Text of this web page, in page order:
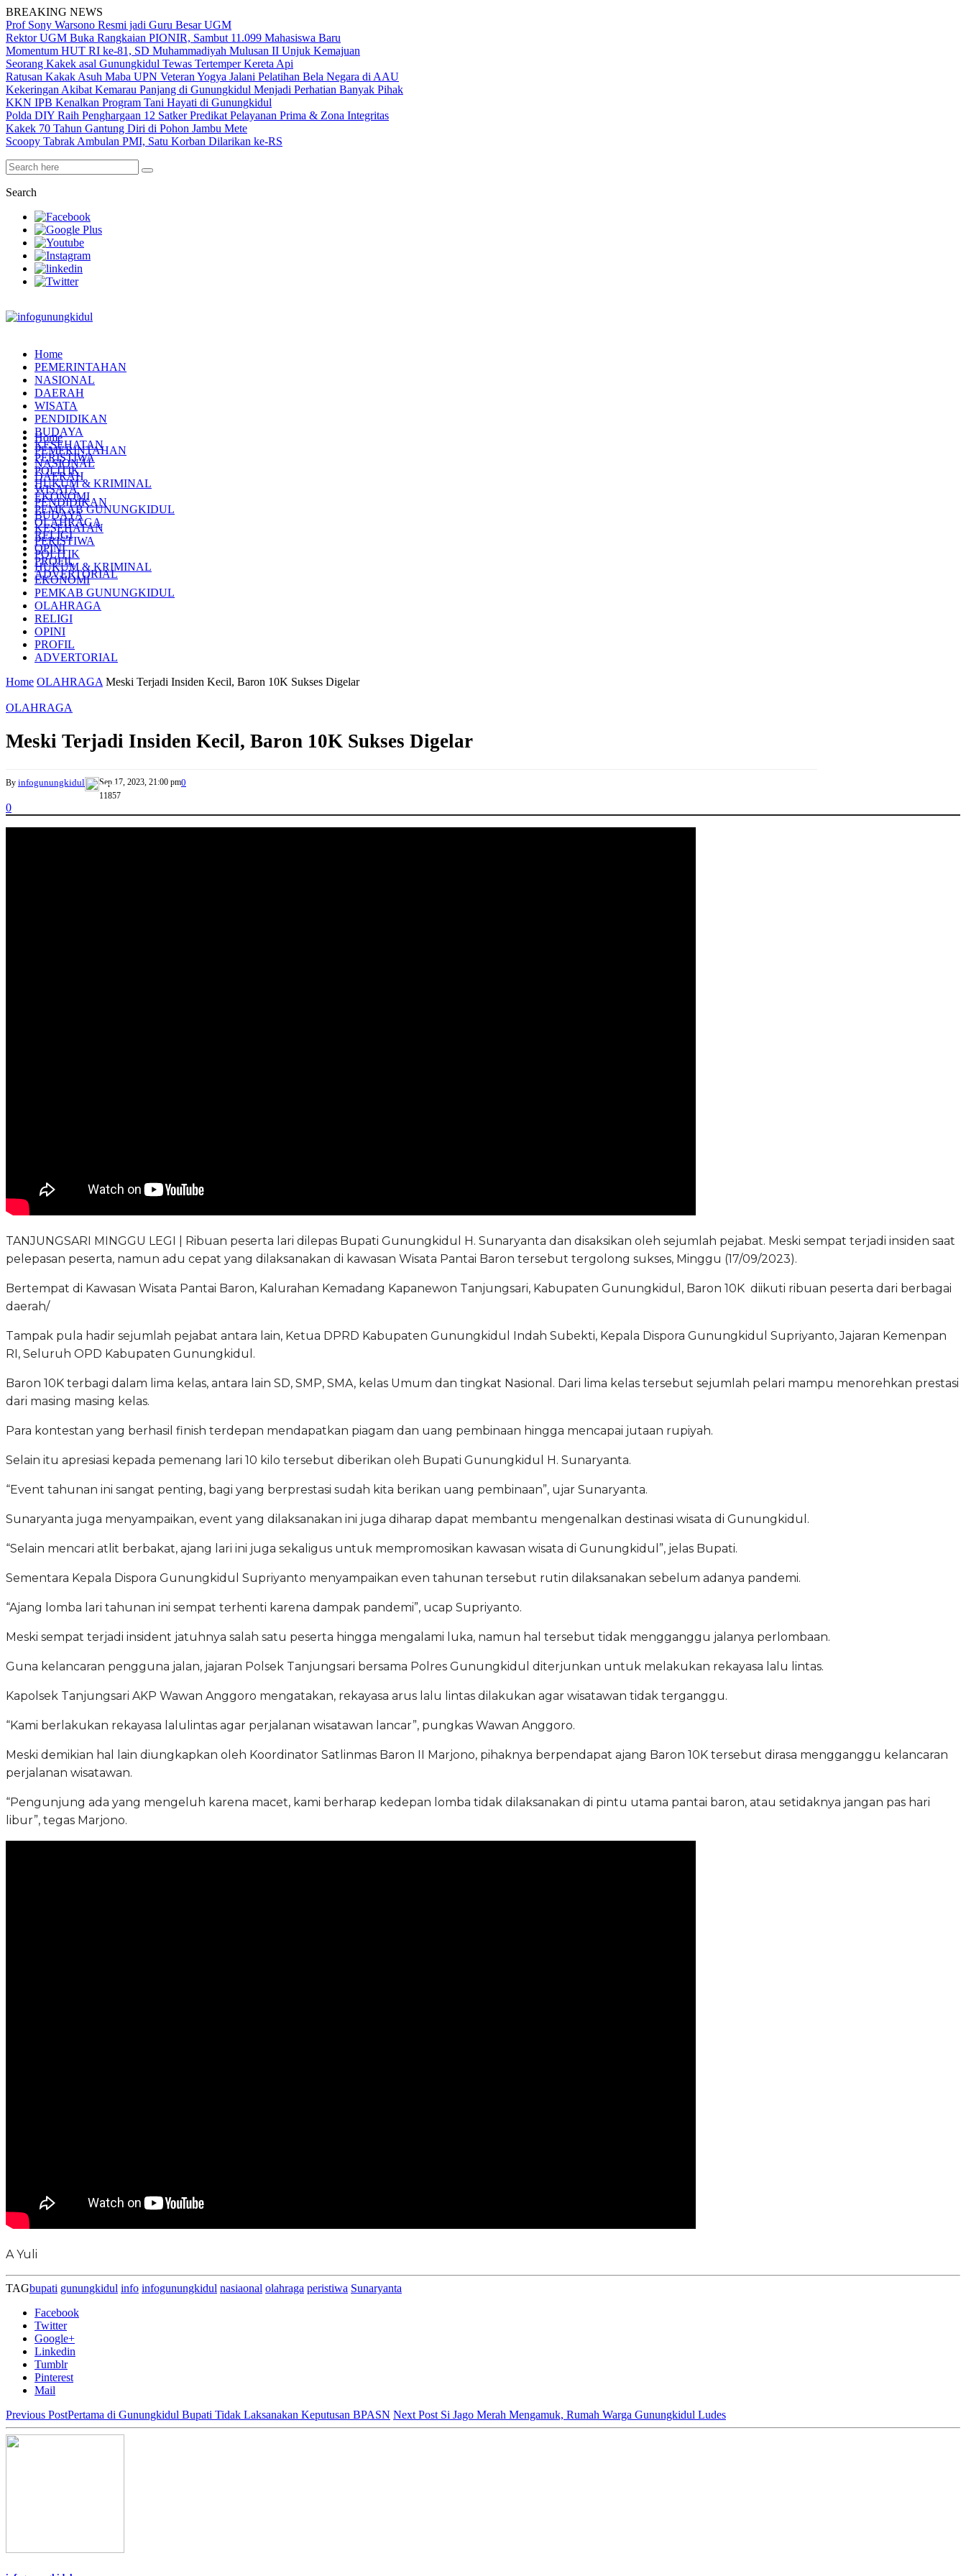
BREAKING NEWS
Prof Sony Warsono Resmi jadi Guru Besar UGM
Rektor UGM Buka Rangkaian PIONIR, Sambut 11.099 Mahasiswa Baru
Momentum HUT RI ke-81, SD Muhammadiyah Mulusan II Unjuk Kemajuan
Seorang Kakek asal Gunungkidul Tewas Tertemper Kereta Api
Ratusan Kakak Asuh Maba UPN Veteran Yogya Jalani Pelatihan Bela Negara di AAU
Kekeringan Akibat Kemarau Panjang di Gunungkidul Menjadi Perhatian Banyak Pihak
KKN IPB Kenalkan Program Tani Hayati di Gunungkidul
Polda DIY Raih Penghargaan 12 Satker Predikat Pelayanan Prima & Zona Integritas
Kakek 70 Tahun Gantung Diri di Pohon Jambu Mete
Scoopy Tabrak Ambulan PMI, Satu Korban Dilarikan ke-RS
Search
Home
PEMERINTAHAN
NASIONAL
DAERAH
WISATA
PENDIDIKAN
BUDAYA
KESEHATAN
PERISTIWA
POLITIK
HUKUM & KRIMINAL
EKONOMI
PEMKAB GUNUNGKIDUL
OLAHRAGA
RELIGI
OPINI
PROFIL
ADVERTORIAL
Home
PEMERINTAHAN
NASIONAL
DAERAH
WISATA
PENDIDIKAN
BUDAYA
KESEHATAN
PERISTIWA
POLITIK
HUKUM & KRIMINAL
EKONOMI
PEMKAB GUNUNGKIDUL
OLAHRAGA
RELIGI
OPINI
PROFIL
ADVERTORIAL
Home OLAHRAGA Meski Terjadi Insiden Kecil, Baron 10K Sukses Digelar
OLAHRAGA
Meski Terjadi Insiden Kecil, Baron 10K Sukses Digelar
By infogunungkidul Sep 17, 2023, 21:00 pm0
11857
0
TANJUNGSARI MINGGU LEGI | Ribuan peserta lari dilepas Bupati Gunungkidul H. Sunaryanta dan disaksikan oleh sejumlah pejabat. Meski sempat terjadi insiden saat
pelepasan peserta, namun adu cepat yang dilaksanakan di kawasan Wisata Pantai Baron tersebut tergolong sukses, Minggu (17/09/2023).
Bertempat di Kawasan Wisata Pantai Baron, Kalurahan Kemadang Kapanewon Tanjungsari, Kabupaten Gunungkidul, Baron 10K diikuti ribuan peserta dari berbagai
daerah/
Tampak pula hadir sejumlah pejabat antara lain, Ketua DPRD Kabupaten Gunungkidul Indah Subekti, Kepala Dispora Gunungkidul Supriyanto, Jajaran Kemenpan
RI, Seluruh OPD Kabupaten Gunungkidul.
Baron 10K terbagi dalam lima kelas, antara lain SD, SMP, SMA, kelas Umum dan tingkat Nasional. Dari lima kelas tersebut sejumlah pelari mampu menorehkan prestasi
dari masing masing kelas.
Para kontestan yang berhasil finish terdepan mendapatkan piagam dan uang pembinaan hingga mencapai jutaan rupiyah.
Selain itu apresiasi kepada pemenang lari 10 kilo tersebut diberikan oleh Bupati Gunungkidul H. Sunaryanta.
“Event tahunan ini sangat penting, bagi yang berprestasi sudah kita berikan uang pembinaan”, ujar Sunaryanta.
Sunaryanta juga menyampaikan, event yang dilaksanakan ini juga diharap dapat membantu mengenalkan destinasi wisata di Gunungkidul.
“Selain mencari atlit berbakat, ajang lari ini juga sekaligus untuk mempromosikan kawasan wisata di Gunungkidul”, jelas Bupati.
Sementara Kepala Dispora Gunungkidul Supriyanto menyampaikan even tahunan tersebut rutin dilaksanakan sebelum adanya pandemi.
“Ajang lomba lari tahunan ini sempat terhenti karena dampak pandemi”, ucap Supriyanto.
Meski sempat terjadi insident jatuhnya salah satu peserta hingga mengalami luka, namun hal tersebut tidak mengganggu jalanya perlombaan.
Guna kelancaran pengguna jalan, jajaran Polsek Tanjungsari bersama Polres Gunungkidul diterjunkan untuk melakukan rekayasa lalu lintas.
Kapolsek Tanjungsari AKP Wawan Anggoro mengatakan, rekayasa arus lalu lintas dilakukan agar wisatawan tidak terganggu.
“Kami berlakukan rekayasa lalulintas agar perjalanan wisatawan lancar”, pungkas Wawan Anggoro.
Meski demikian hal lain diungkapkan oleh Koordinator Satlinmas Baron II Marjono, pihaknya berpendapat ajang Baron 10K tersebut dirasa mengganggu kelancaran
perjalanan wisatawan.
“Pengunjung ada yang mengeluh karena macet, kami berharap kedepan lomba tidak dilaksanakan di pintu utama pantai baron, atau setidaknya jangan pas hari
libur”, tegas Marjono.
A Yuli
TAGbupati gunungkidul info infogunungkidul nasiaonal olahraga peristiwa Sunaryanta
Facebook
Twitter
Google+
Linkedin
Tumblr
Pinterest
Mail
Previous PostPertama di Gunungkidul Bupati Tidak Laksanakan Keputusan BPASN Next Post Si Jago Merah Mengamuk, Rumah Warga Gunungkidul Ludes